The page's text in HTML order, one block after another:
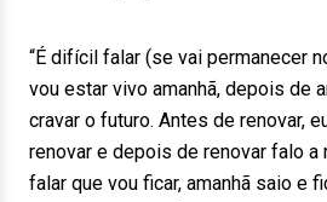
“É difícil falar (se vai permanecer
vou estar vivo amanhã, depois de
cravar o futuro. Antes de renovar,
renovar e depois de renovar falo
falar que vou ficar, amanhã saio e